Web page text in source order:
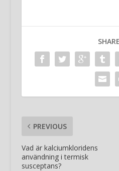
PREVIOUS
Vad är kalciumkloridens
användning i termisk
susceptans?